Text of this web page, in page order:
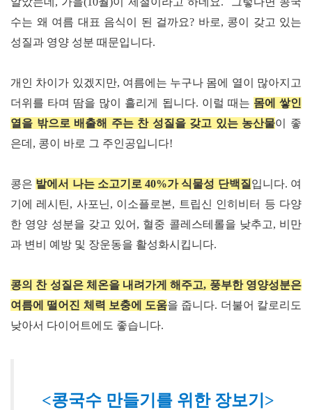
수는 왜 여름 대표 음식이 된 걸까요? 바로, 콩이 갖고 있는
성질과 영양 성분 때문입니다.
개인 차이가 있겠지만, 여름에는 누구나 몸에 열이 많아지고
더위를 타며 땀을 많이 흘리게 됩니다. 이럴 때는 몸에 쌓인
열을 밖으로 배출해 주는 찬 성질을 갖고 있는 농산물이 좋
은데 , 콩이 바로 그 주인공입니다!
콩은 밭에서 나는 소고기로40%가 식물성 단백질 입니다. 여
기에 레시틴, 사포닌, 이소플로본, 트립신 인히비터 등 다양
한 영양 성분을 갖고 있어 , 혈중 콜레스테롤을 낮추고, 비만
과 변비 예방 및 장운동을 활성화시킵니다.
콩의 찬 성질은 체온을 내려가게 해주고, 풍부한 영양성분은
여름에 떨어진 체력 보충에 도움을 줍니다. 더불어 칼로리도
낮아서 다이어트에도 좋습니다.
<콩국수 만들기를 위한 장보기>